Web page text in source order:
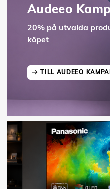
Audeeo
20% på utvalda
köpet
TILL AUDEEO